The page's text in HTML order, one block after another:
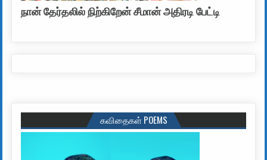
நான் தேர்தலில் நிற்கிறேன் சீமான் அதிரடி பேட்டி
கவிதைகள் POEMS